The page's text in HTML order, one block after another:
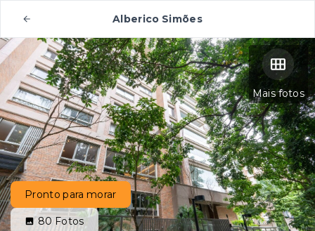
Alberico Simões
Mais fotos
Pronto para morar
80Fotos